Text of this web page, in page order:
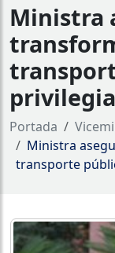
Ministra
Portada
Ministra
transporte